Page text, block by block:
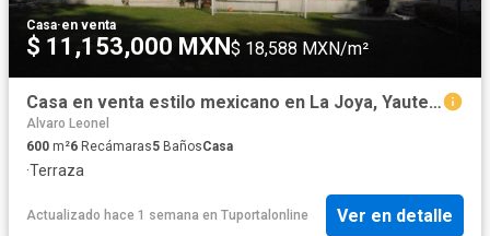
Casa·en venta
$ 11,153,000 MXN $ 18,588 MXN/m²
Casa en venta estilo mexicano en La Joya, Yautepec
Alvaro Leonel
600 m²6 Recámaras5 BañosCasa
·Terraza
Actualizado hace 1 semana en Tuportalonline Ver en detalle